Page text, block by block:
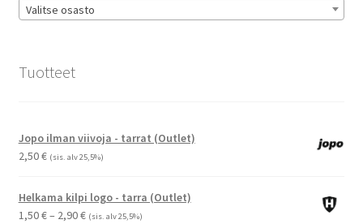
Valitse osasto
Tuotteet
Jopo ilman viivoja - tarrat (Outlet)
2,50€ (sis. alv 25,5%)
Helkama kilpi logo - tarra (Outlet)
1,50€– 2,90€Hintaluokka:
(sis. alv 25,5%)